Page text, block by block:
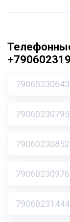
79060230643
79060230795
79060230852
79060230976
79060231444